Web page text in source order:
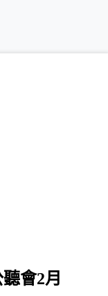
會2月